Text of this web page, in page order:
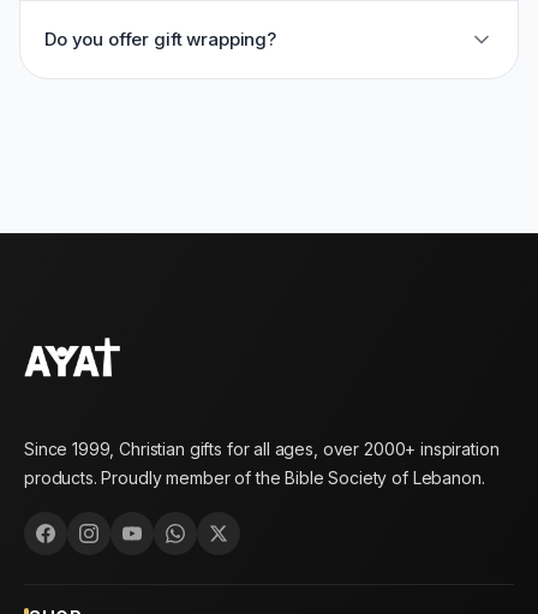
Do you offer gift wrapping?
Since 1999, Christian gifts for all ages, over 2000+ inspiration
products. Proudly member of the Bible Society of Lebanon.